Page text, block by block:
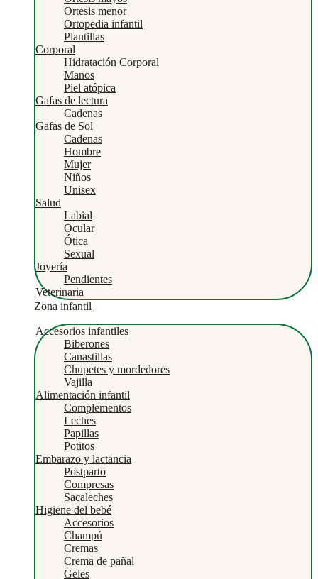
Ortesis menor
Ortopedia infantil
Plantillas
Corporal
Hidratación Corporal
Manos
Piel atópica
Gafas de lectura
Cadenas
Gafas de Sol
Cadenas
Hombre
Mujer
Niños
Unisex
Salud
Labial
Ocular
Ótica
Sexual
Joyería
Pendientes
Veterinaria
Zona infantil
Accesorios infantiles
Biberones
Canastillas
Chupetes y mordedores
Vajilla
Alimentación infantil
Complementos
Leches
Papillas
Potitos
Embarazo y lactancia
Postparto
Compresas
Sacaleches
Higiene del bebé
Accesorios
Champú
Cremas
Crema de pañal
Geles